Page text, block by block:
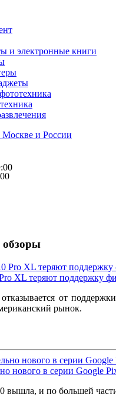
и электронные книги
Москве и России
обзоры
XL теряют поддержку
от
рынок.
нового в серии Google
вышла, и по большей